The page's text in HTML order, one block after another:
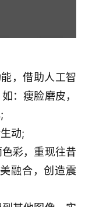
，借助人工智
：瘦脸磨皮，
动;
彩，重现往昔
融合，创造震